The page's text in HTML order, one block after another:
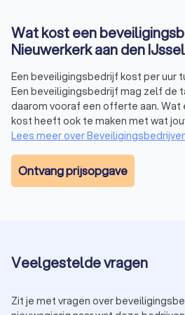
belangrijk om ook de kwaliteit en
beveiligingsbedrijf in Nieuwerkerk
nemen in je keuze. Goedkopere
dezelfde expertise en technologie.
en makkelijk offertes aan en
Het proces van beveiliging
regelen
Een beveiligingsbedrijf in
doorgaans een gestructureerd
alarmsysteem, alles wordt
Risicoanalyse:
een grondige
beveiligingsmaatregelen
Wat kost een
Nieuwerkerk aan den
Een beveiligingsbedrijf kost per uur
Een beveiligingsbedrijf mag zelf de
daarom vooraf een offerte aan.
kost heeft ook te maken met wat
Lees meer over
Ontvang prijsopgave
Veelgestelde vragen
Zit je met vragen over